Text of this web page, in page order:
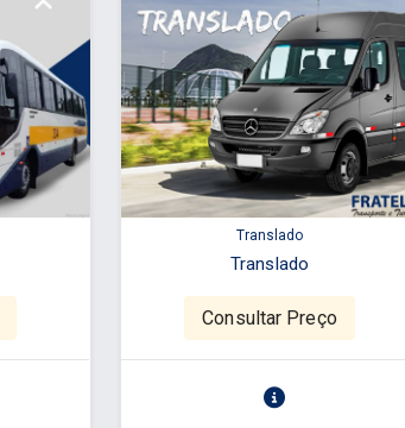
Translado
Translado
Consultar Preço